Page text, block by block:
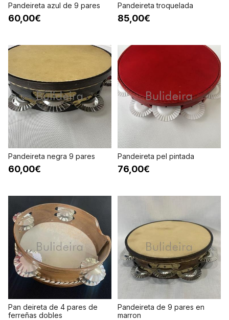
Pandeireta azul de 9 pares
60,00€
Pandeireta troquelada
85,00€
Pandeireta negra 9 pares
60,00€
Pandeireta pel pintada
76,00€
Pan deireta de 4 pares de
ferreñas dobles
Pandeireta de 9 pares en
marron